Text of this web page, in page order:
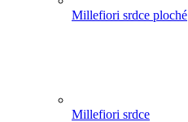
Millefiori srdce ploché
Millefiori srdce